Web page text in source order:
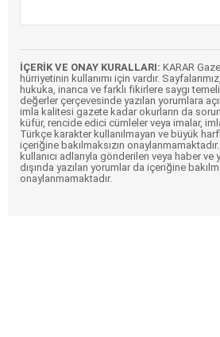
İÇERİK VE ONAY KURALLARI: KARAR
hürriyetinin kullanımı için vardır.
hukuka, inanca ve farklı fikirlere saygı
değerler çerçevesinde yazılan yorumlara
imla kalitesi gazete kadar okurların da
küfür, rencide edici cümleler veya imalar,
Türkçe karakter kullanılmayan ve büyük
içeriğine bakılmaksızın
kullanıcı adlarıyla gönderilen veya haber ve
dışında yazılan yorumlar da içeriğine
onaylanmamaktadır.